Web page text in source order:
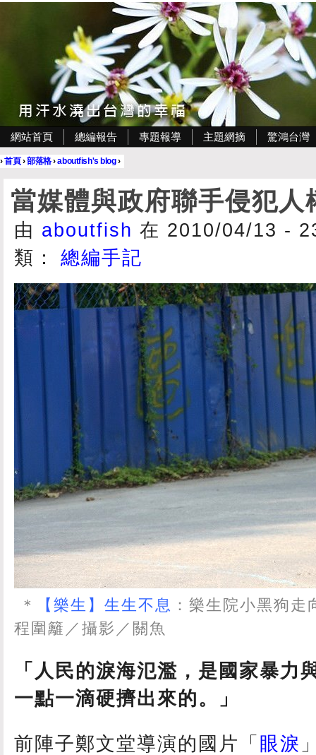
網站首頁 總編報告 專題報導 主題網摘 驚鴻台灣
›首頁›部落格›aboutfish's blog›
當媒體與政府聯手侵犯人
由 aboutfish 在 2010/04/13 -
類：
總編手記
＊ 【樂生】生生不息 ：樂生院小黑狗
程圍籬／攝影／關魚
「人民的淚海氾濫，是國家暴力
一點一滴硬擠出來的。」
前陣子鄭文堂導演的國片「 眼淚